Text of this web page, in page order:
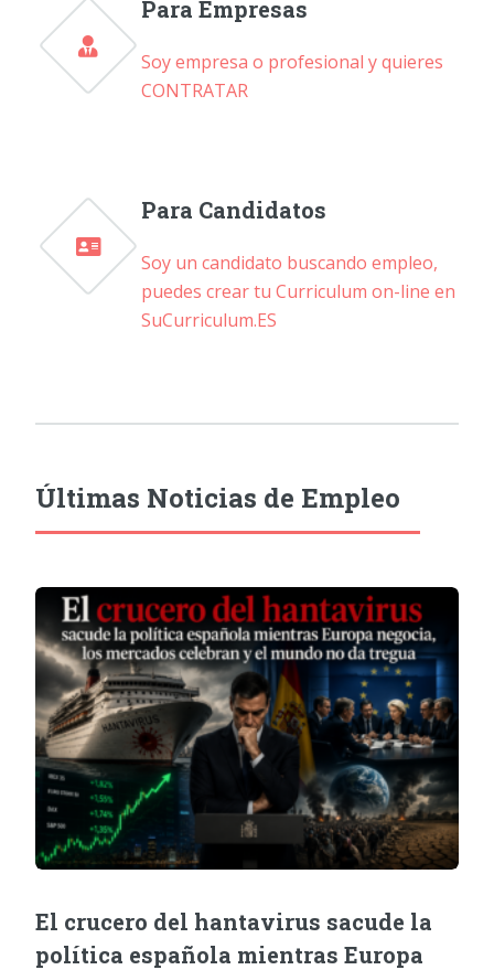
Para Empresas
Soy empresa o profesional y quieres
CONTRATAR
Para Candidatos
Soy un candidato buscando empleo,
puedes crear tu Curriculum on-line en
SuCurriculum.ES
Últimas Noticias de Empleo
El crucero del hantavirus sacude la
política española mientras Europa